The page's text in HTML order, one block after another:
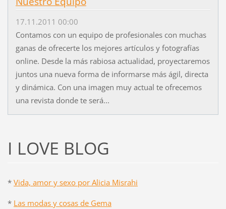
17.11.2011 00:00
Contamos con un equipo de profesionales con muchas
ganas de ofrecerte los mejores artículos y fotografías
online. Desde la más rabiosa actualidad, proyectaremos
juntos una nueva forma de informarse más ágil, directa
y dinámica. Con una imagen muy actual te ofrecemos
una revista donde te será...
I LOVE BLOG
* Vida, amor y sexo por Alicia Misrahi
* Las modas y cosas de Gema